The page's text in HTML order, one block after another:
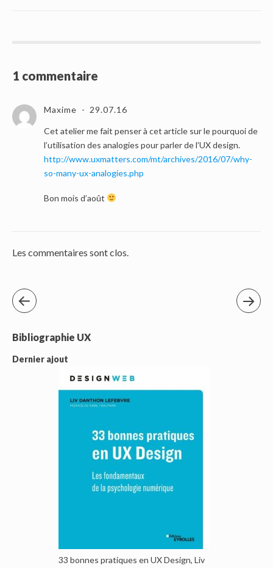
1 commentaire
Maxime 29.07.16
Cet atelier me fait penser à cet article sur le pourquoi de
l’utilisation des analogies pour parler de l’UX design.
http://www.uxmatters.com/mt/archives/2016/07/why-
so-many-ux-analogies.php
Bon mois d’août
Les commentaires sont clos.
Bibliographie UX
Dernier ajout
33 bonnes pratiques en UX Design, Liv